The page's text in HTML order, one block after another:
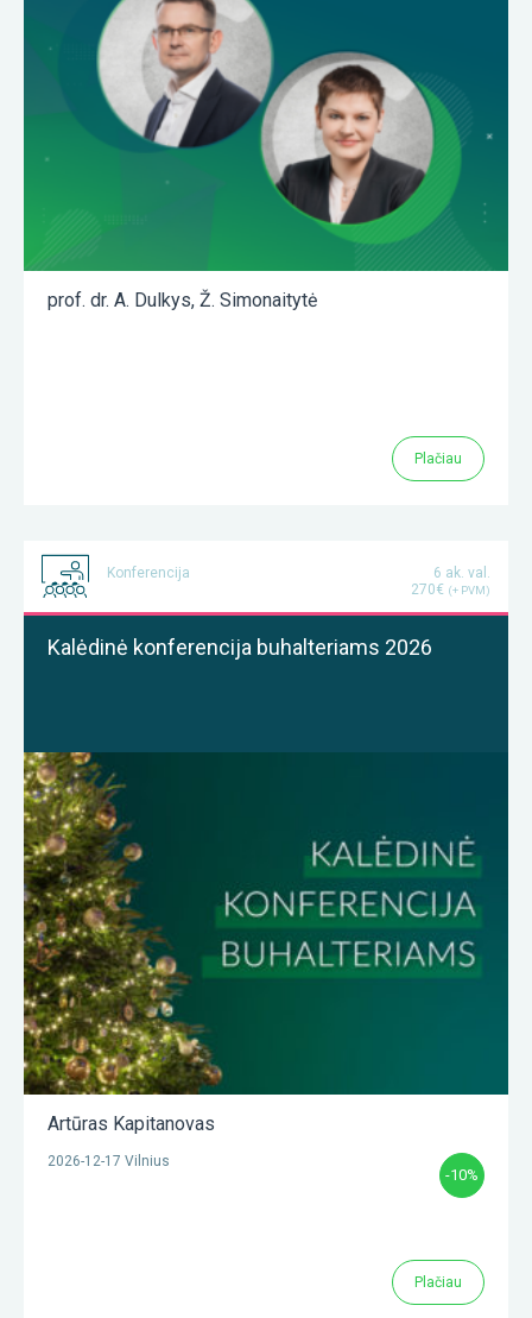
prof. dr. A. Dulkys, Ž. Simonaitytė
Plačiau
Konferencija
6 ak. val.
270€ (+ PVM)
Kalėdinė konferencija buhalteriams 2026
Artūras Kapitanovas
2026-12-17 Vilnius
-10%
Plačiau